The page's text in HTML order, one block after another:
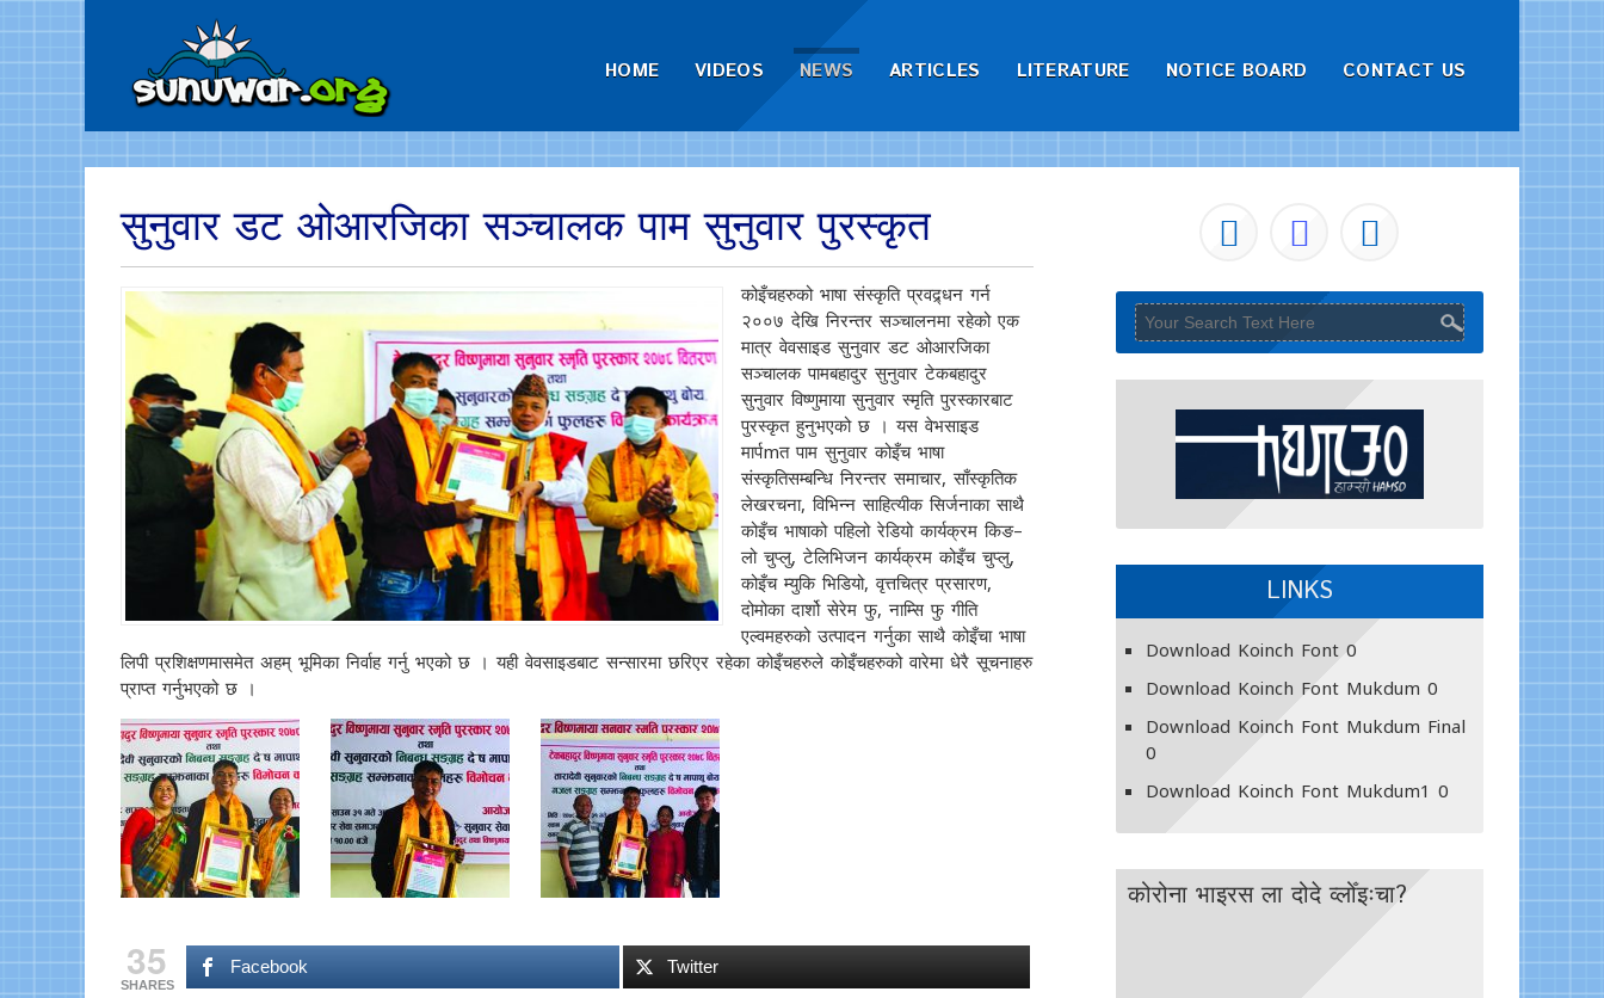
HOME VIDEOS NEWS ARTICLES LITERATURE NOTICE BOARD CONTACT US
सुनुवार डट ओआरजिका सञ्चालक पाम सुनुवार पुरस्कृत
कोइँचहरुको भाषा संस्कृति प्रवद्र्धन गर्न
२००७ देखि निरन्तर सञ्चालनमा रहेको एक
मात्र वेवसाइड सुनुवार डट ओआरजिका
सञ्चालक पामबहादुर सुनुवार टेकबहादुर
सुनुवार विष्णुमाया सुनुवार स्मृति पुरस्कारबाट
पुरस्कृत हुनुभएको छ । यस वेभसाइड
मार्पmत पाम सुनुवार कोइँच भाषा
संस्कृतिसम्बन्धि निरन्तर समाचार, साँस्कृतिक
लेखरचना, विभिन्न साहित्यीक सिर्जनाका साथै
कोइँच भाषाको पहिलो रेडियो कार्यक्रम किङ–
लो चुप्लु, टेलिभिजन कार्यक्रम कोइँच चुप्लु,
कोइँच म्युकि भिडियो, वृत्तचित्र प्रसारण,
दोमोका दार्शो सेरेम फु, नाम्सि फु गीति
एल्वमहरुको उत्पादन गर्नुका साथै कोइँचा भाषा
लिपी प्रशिक्षणमासमेत अहम् भूमिका निर्वाह गर्नु भएको छ । यही वेवसाइडबाट सन्सारमा छरिएर रहेका कोइँचहरुले कोइँचहरुको वारेमा धेरै सूचनाहरु
प्राप्त गर्नुभएको छ ।
35
SHARES
Facebook Twitter
LINKS
Download Koinch Font0
Download Koinch Font Mukdum 0
Download Koinch Font Mukdum Final
0
Download Koinch Font Mukdum1 0
कोरोना भाइरस ला दोदे व्लोँइःचा?